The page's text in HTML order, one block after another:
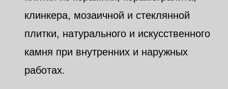
клинкера, мозаичной и стеклянной
плитки, натурального и искусственного
камня при внутренних и наружных
работах.